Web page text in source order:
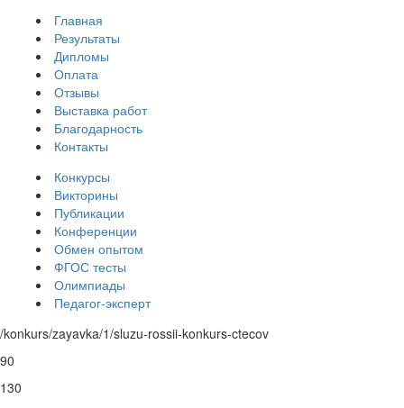
Главная
Результаты
Дипломы
Оплата
Отзывы
Выставка работ
Благодарность
Контакты
Конкурсы
Викторины
Публикации
Конференции
Обмен опытом
ФГОС тесты
Олимпиады
Педагог-эксперт
/konkurs/zayavka/1/sluzu-rossii-konkurs-ctecov
90
130